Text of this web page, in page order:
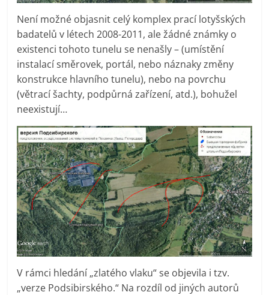
Není možné objasnit celý komplex prací lotyšských
badatelů v létech 2008-2011, ale žádné známky o
existenci tohoto tunelu se nenašly – (umístění
instalací směrovek, portál, nebo náznaky změny
konstrukce hlavního tunelu), nebo na povrchu
(větrací šachty, podpůrná zařízení, atd.), bohužel
neexistují…
V rámci hledání „zlatého vlaku“ se objevila i tzv.
„verze Podsibirského.“ Na rozdíl od jiných autorů